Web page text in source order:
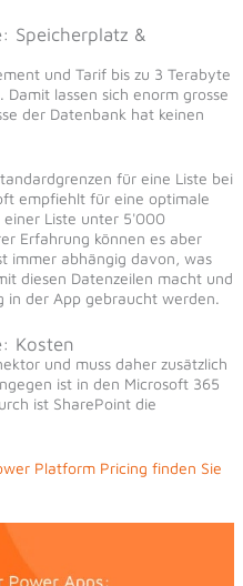
Speicherplatz &
und Tarif bis zu 3 Terabyte
lassen sich enorm grosse
der Datenbank hat keinen
für eine Liste bei
empfiehlt für eine optimale
einer Liste unter 5'000
Erfahrung können es aber
immer abhängig davon, was
diesen Datenzeilen macht und
in der App gebraucht werden.
Kosten
und muss daher zusätzlich
ist in den Microsoft 365
ist SharePoint die
Platform Pricing finden Sie